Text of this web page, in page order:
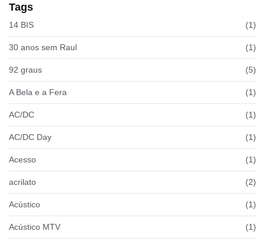
Tags
14 BIS (1)
30 anos sem Raul (1)
92 graus (5)
A Bela e a Fera (1)
AC/DC (1)
AC/DC Day (1)
Acesso (1)
acrilato (2)
Acústico (1)
Acústico MTV (1)